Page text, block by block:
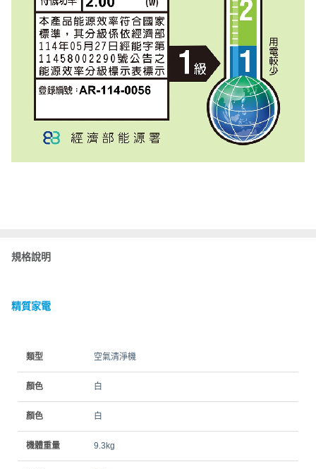
規格說明
精質家電
類型 空氣清淨機
顏色 白
顏色 白
機體重量 9.3kg